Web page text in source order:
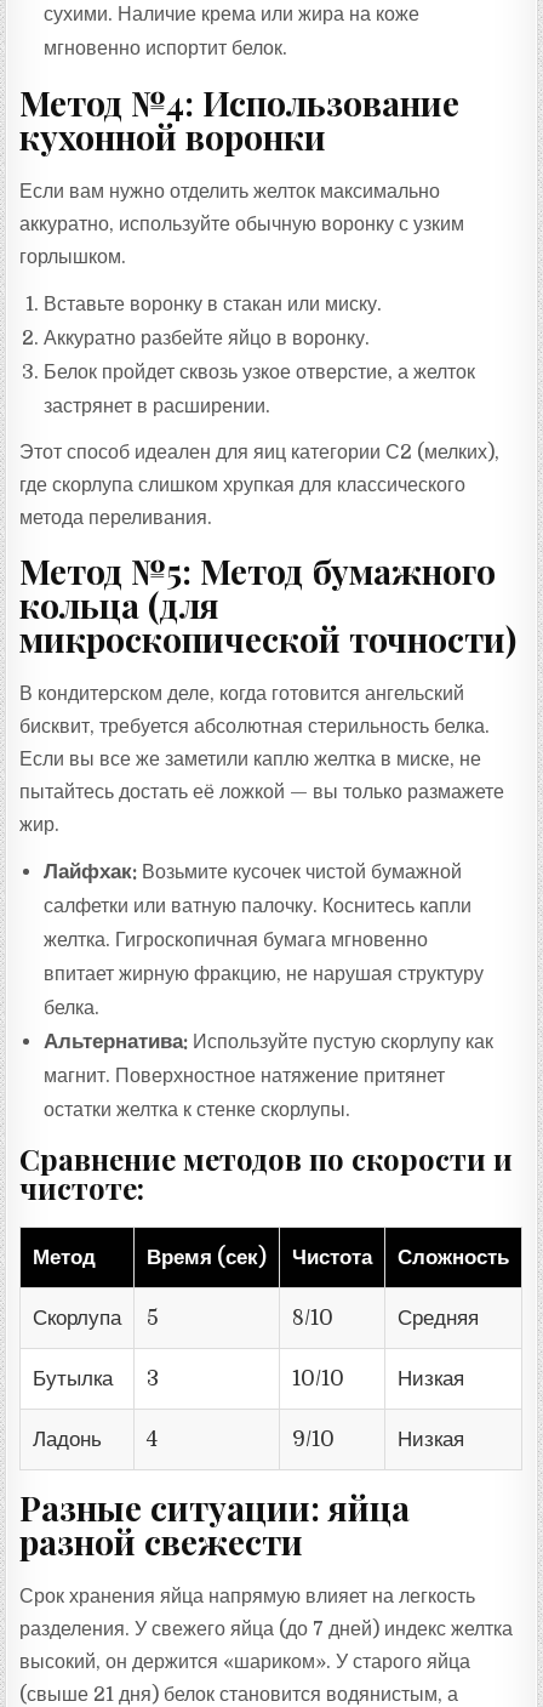
сухими. Наличие крема или жира на коже
мгновенно испортит белок.
Метод №4: Использование
кухонной воронки
Если вам нужно отделить желток максимально
аккуратно, используйте обычную воронку с узким
горлышком.
Вставьте воронку в стакан или миску.
Аккуратно разбейте яйцо в воронку.
Белок пройдет сквозь узкое отверстие, а желток
застрянет в расширении.
Этот способ идеален для яиц категории С2 (мелких),
где скорлупа слишком хрупкая для классического
метода переливания.
Метод №5: Метод бумажного
кольца (для
микроскопической точности)
В кондитерском деле, когда готовится ангельский
бисквит, требуется абсолютная стерильность белка.
Если вы все же заметили каплю желтка в миске, не
пытайтесь достать её ложкой — вы только размажете
жир.
Лайфхак: Возьмите кусочек чистой бумажной
салфетки или ватную палочку. Коснитесь капли
желтка. Гигроскопичная бумага мгновенно
впитает жирную фракцию, не нарушая структуру
белка.
Альтернатива: Используйте пустую скорлупу как
магнит. Поверхностное натяжение притянет
остатки желтка к стенке скорлупы.
Сравнение методов по скорости и
чистоте:
Метод Время (сек) Чистота Сложность
Скорлупа 5 8/10 Средняя
Бутылка 3 10/10 Низкая
Ладонь 4 9/10 Низкая
Разные ситуации: яйца
разной свежести
Срок хранения яйца напрямую влияет на легкость
разделения. У свежего яйца (до 7 дней) индекс желтка
высокий, он держится «шариком». У старого яйца
(свыше 21 дня) белок становится водянистым, а